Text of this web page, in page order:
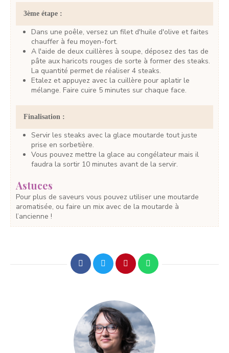
3ème étape :
Dans une poêle, versez un filet d'huile d'olive et faites
chauffer à feu moyen-fort.
A l'aide de deux cuillères à soupe, déposez des tas de
pâte aux haricots rouges de sorte à former des steaks.
La quantité permet de réaliser 4 steaks.
Etalez et appuyez avec la cuillère pour aplatir le
mélange. Faire cuire 5 minutes sur chaque face.
Finalisation :
Servir les steaks avec la glace moutarde tout juste
prise en sorbetière.
Vous pouvez mettre la glace au congélateur mais il
faudra la sortir 10 minutes avant de la servir.
Astuces
Pour plus de saveurs vous pouvez utiliser une moutarde
aromatisée, ou faire un mix avec de la moutarde à
l’ancienne !